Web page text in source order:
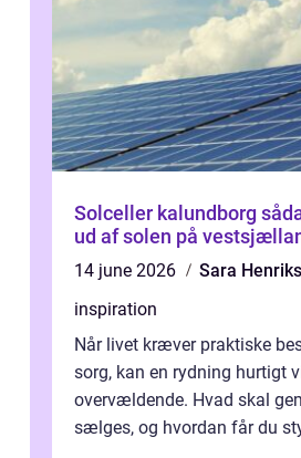
Solceller kalundborg sådan får du mest
ud af solen på
14 june 2026
Sara
inspiration
Når livet kræver praktiske
sorg, kan en rydning hurtigt
overvældende. Hvad skal
sælges, og hvordan får du